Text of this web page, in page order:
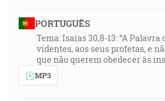
PORTUGUÊS
Tema: Isaías 30,8-13: “A Palavra
videntes, aos seus profetas, e
que não querem obedecer às
MP3